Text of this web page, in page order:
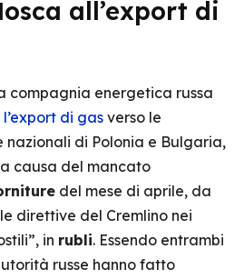
all’export di
compagnia energetica russa
di gas verso le
nazionali di Polonia e Bulgaria,
causa del mancato
del mese di aprile, da
direttive del Cremlino nei
in rubli. Essendo entrambi
russe hanno fatto